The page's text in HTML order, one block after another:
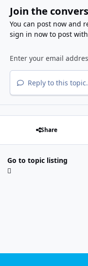
Join the
You can post now and
sign in nowto post
Reply to this
Share
Go to topic listing